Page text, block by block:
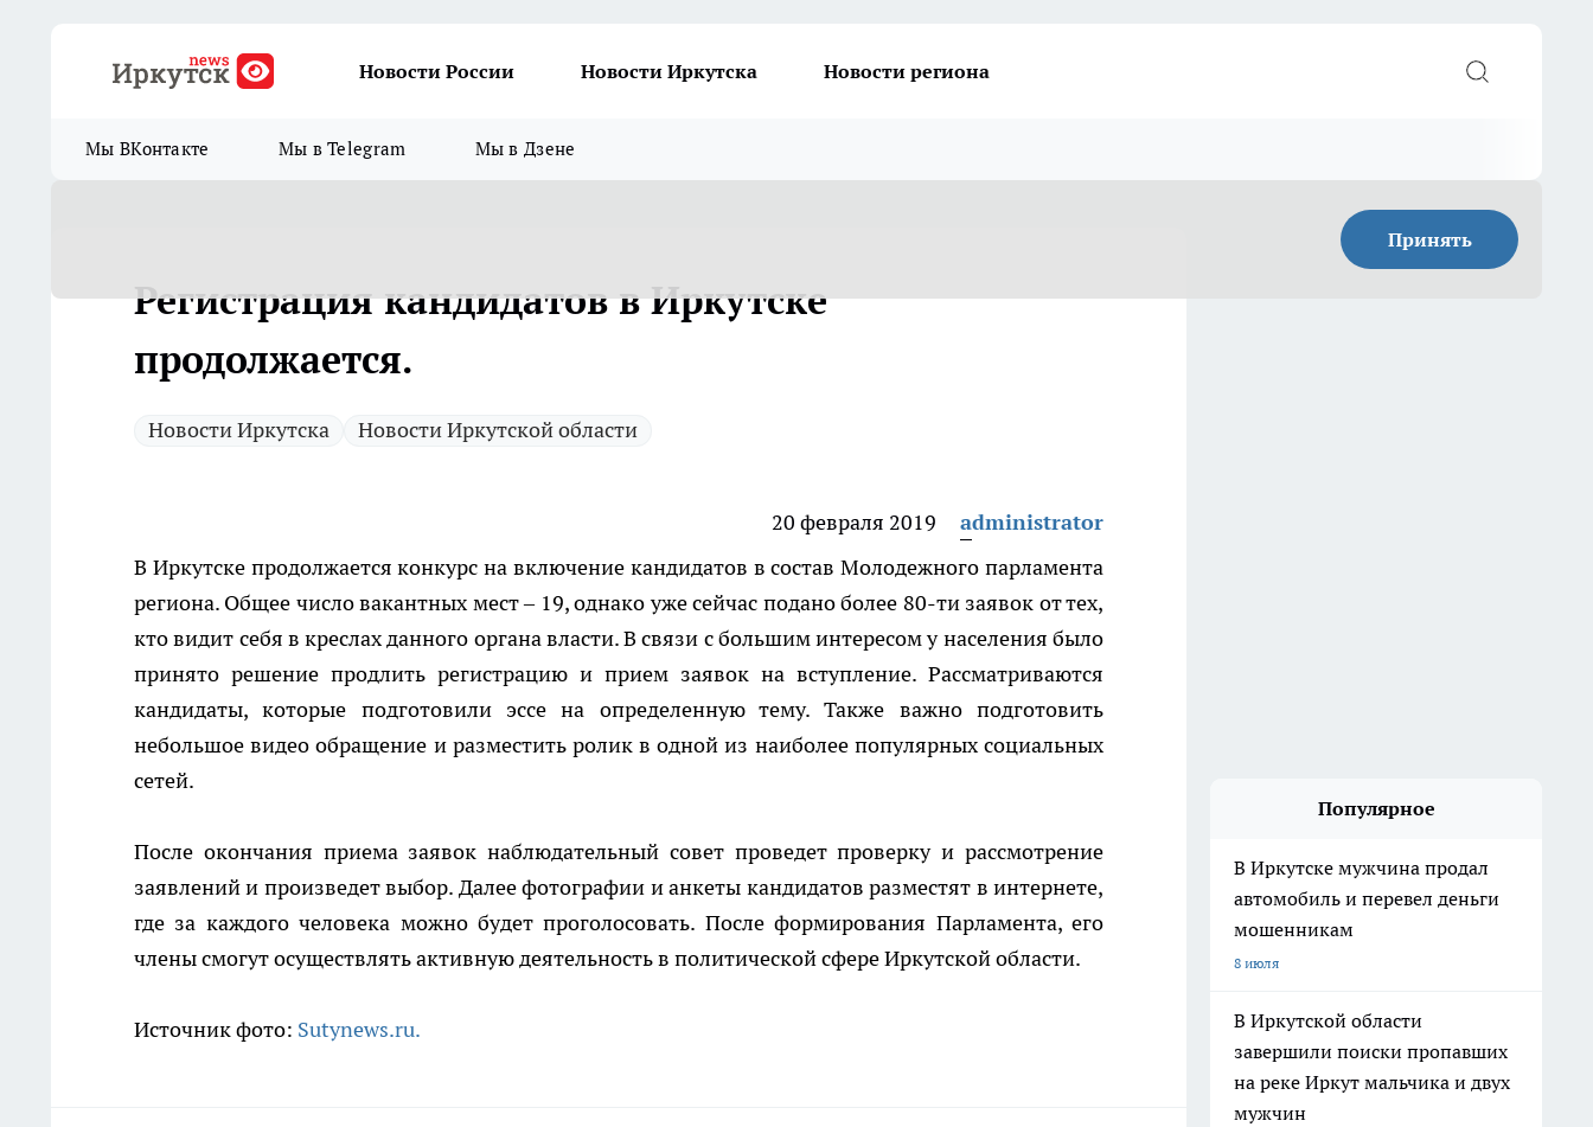
Новости России Новости Иркутска Новости региона
Мы ВКонтакте Мы в Telegram Мы в Дзене
Принять
Регистрация кандидатов в Иркутске
продолжается.
Новости Иркутска Новости Иркутской области
20 февраля 2019
administrator
В Иркутске продолжается конкурс на включение кандидатов в состав Молодежного парламента
региона. Общее число вакантных мест – 19, однако уже сейчас подано более 80-ти заявок от тех,
кто видит себя в креслах данного органа власти. В связи с большим интересом у населения было
принято решение продлить регистрацию и прием заявок на вступление. Рассматриваются
кандидаты, которые подготовили эссе на определенную тему. Также важно подготовить
небольшое видео обращение и разместить ролик в одной из наиболее популярных социальных
сетей.
После окончания приема заявок наблюдательный совет проведет проверку и рассмотрение
заявлений и произведет выбор. Далее фотографии и анкеты кандидатов разместят в интернете,
где за каждого человека можно будет проголосовать. После формирования Парламента, его
члены смогут осуществлять активную деятельность в политической сфере Иркутской области.
Источник фото: Sutynews.ru.
Популярное
В Иркутске мужчина продал
автомобиль и перевел деньги
мошенникам
8 июля
В Иркутской области
завершили поиски пропавших
на реке Иркут мальчика и двух
мужчин